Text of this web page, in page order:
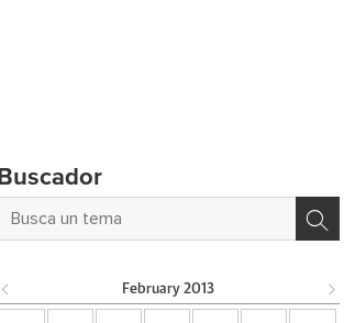
Buscador
February 2013